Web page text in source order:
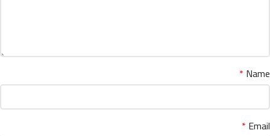
Name
*
Email
*